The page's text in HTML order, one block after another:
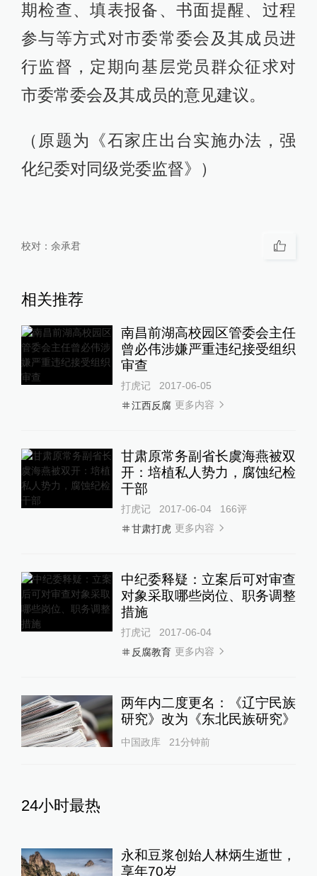
期检查、填表报备、书面提醒、过程
参与等方式对市委常委会及其成员进
行监督，定期向基层党员群众征求对
市委常委会及其成员的意见建议。
（原题为《石家庄出台实施办法，强
化纪委对同级党委监督》）
校对： 余承君
相关推荐
南昌前湖高校园区管委会主任
曾必伟涉嫌严重违纪接受组织
审查
打虎记
2017-06-05
江西反腐 更多内容
甘肃原常务副省长虞海燕被双
开：培植私人势力，腐蚀纪检
干部
打虎记 2017-06-04 166评
甘肃打虎 更多内容
中纪委释疑：立案后可对审查
对象采取哪些岗位、职务调整
措施
打虎记
2017-06-04
反腐教育 更多内容
两年内二度更名：《辽宁民族
研究》改为《东北民族研究》
中国政库 21分钟前
24小时最热
永和豆浆创始人林炳生逝世，
享年70岁